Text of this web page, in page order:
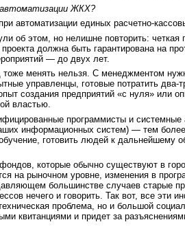
автоматизации ЖКХ?
автоматизации единых расчетно-
об этом, но нелишне повторить: четкая
должна быть гарантирована на
— до двух лет.
тоже менять нельзя. С менеджментом
управленцы, готовые потратить
создания предприятий «с нуля» или
властью.
программисты и
информационных систем) — тем
готовить людей к
которые обычно существуют в
на рыночном уровне, изменения в
большинстве случаев старые
нечего и говорить. Так вот, все
проблема, но и большой
квитанциями и придет за